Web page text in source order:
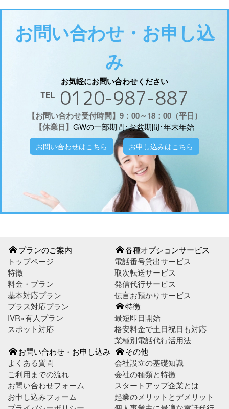
お問い合わせ・お申し込
み
お気軽にお問い合わせください
℡ 0120-987-887
【お問い合わせ受付時間】9：00～18：00（平日）
【休業日】 GWの一部期間･お盆期間･年末年始
お問い合わせはこちら お申し込みはこちら
プランのご案内
トップページ
特徴
料金・プラン
基本対応プラン
プラス対応プラン
IVR×有人プラン
スポット対応
各種オプションサービス
電話番号貸出サービス
取次転送サービス
発信代行サービス
伝言お預かりサービス
特徴
最短即日開始
格安料金で土日祝日も対応
業種別電話代行活用法
お問い合わせ・お申し込み
よくある質問
ご利用までの流れ
お問い合わせフォーム
お申し込みフォーム
その他
会社設立の基礎知識
会社の種類と特徴
スタートアップ企業とは
起業のメリットとデメリット